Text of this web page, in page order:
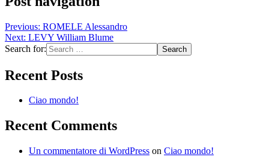
Previous: ROMELE Alessandro
Next: LEVY William Blume
Search for:
Recent Posts
Ciao mondo!
Recent Comments
Un commentatore di WordPress on Ciao mondo!